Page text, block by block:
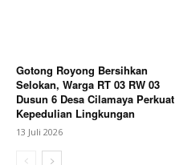
Gotong Royong Bersihkan
Selokan, Warga RT 03 RW 03
Dusun 6 Desa Cilamaya Perkuat
Kepedulian Lingkungan
13 Juli 2026